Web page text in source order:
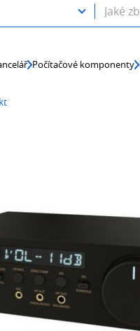
Počítačové komponenty